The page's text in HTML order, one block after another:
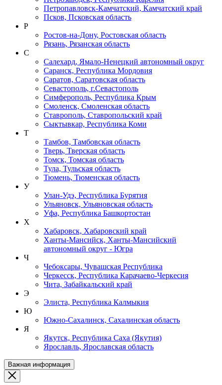
Петропавловск-Камчатский, Камчатский край
Псков, Псковская область
Р
Ростов-на-Дону, Ростовская область
Рязань, Рязанская область
С
Салехард, Ямало-Ненецкий автономный округ
Саранск, Республика Мордовия
Саратов, Саратовская область
Севастополь, г.Севастополь
Симферополь, Республика Крым
Смоленск, Смоленская область
Ставрополь, Ставропольский край
Сыктывкар, Республика Коми
Т
Тамбов, Тамбовская область
Тверь, Тверская область
Томск, Томская область
Тула, Тульская область
Тюмень, Тюменская область
У
Улан-Удэ, Республика Бурятия
Ульяновск, Ульяновская область
Уфа, Республика Башкортостан
Х
Хабаровск, Хабаровский край
Ханты-Мансийск, Ханты-Мансийский
автономный округ - Югра
Ч
Чебоксары, Чувашская Республика
Черкесск, Республика Карачаево-Черкесия
Чита, Забайкальский край
Э
Элиста, Республика Калмыкия
Ю
Южно-Сахалинск, Сахалинская область
Я
Якутск, Республика Саха (Якутия)
Ярославль, Ярославская область
Важная информация